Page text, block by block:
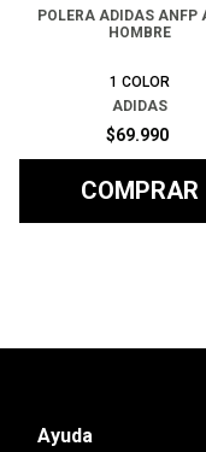
POLERA ADIDAS ANFP
HOMBRE
1 COLOR
ADIDAS
$69.990
COMPRAR
Ayuda